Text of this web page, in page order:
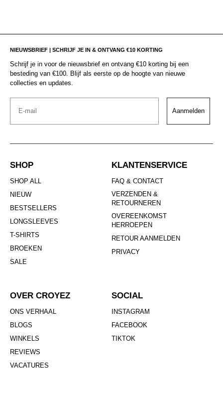
NIEUWSBRIEF | SCHRIJF JE IN & ONTVANG €10 KORTING
Schrijf je in voor de nieuwsbrief en ontvang €10 korting bij een
besteding van €100. Blijf als eerste op de hoogte van nieuwe
collecties en updates.
Email
Aanmelden
SHOP
SHOP ALL
NIEUW
BESTSELLERS
LONGSLEEVES
T-SHIRTS
BROEKEN
SALE
KLANTENSERVICE
FAQ & CONTACT
VERZENDEN &
RETOURNEREN
OVEREENKOMST
HERROEPEN
RETOUR AANMELDEN
PRIVACY
OVER CROYEZ
ONS VERHAAL
BLOGS
WINKELS
REVIEWS
VACATURES
SOCIAL
INSTAGRAM
FACEBOOK
TIKTOK